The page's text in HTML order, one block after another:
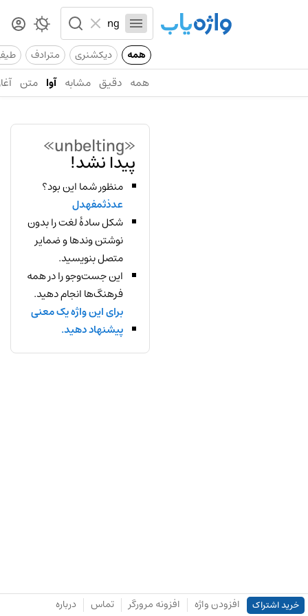
همه دیکشنری مترادف
همه دقیق مشابه آوا متن
«unbelting»
پیدا نشد!
منظور شما این بود؟
عدذثمفهدل
شکل سادهٔ لغت را بدون
نوشتن وندها و ضمایر
متصل بنویسید.
این جست‌وجو را در همه
فرهنگ‌ها انجام دهید.
برای این واژه یک معنی
پیشنهاد دهید.
خرید اشتراک افزودن واژه افزونه مرورگر تماس درباره